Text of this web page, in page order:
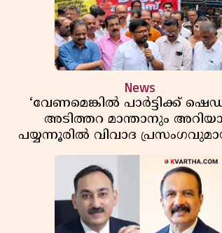
News
‘വേണമെങ്കിൽ പാർട്ടിക്ക്
അടിത്തറ മാന്താനും
പയ്യന്നൂരിൽ വിവാദ
കെ രാഗേഷ്